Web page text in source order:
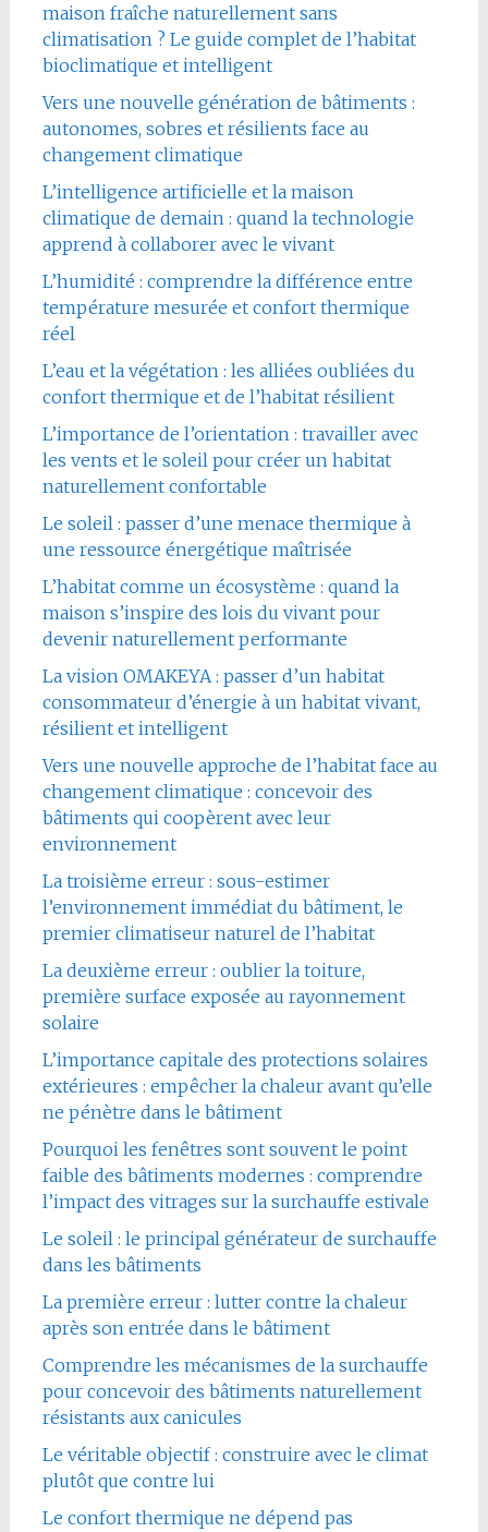
maison fraîche naturellement sans
climatisation ? Le guide complet de l’habitat
bioclimatique et intelligent
Vers une nouvelle génération de bâtiments :
autonomes, sobres et résilients face au
changement climatique
L’intelligence artificielle et la maison
climatique de demain : quand la technologie
apprend à collaborer avec le vivant
L’humidité : comprendre la différence entre
température mesurée et confort thermique
réel
L’eau et la végétation : les alliées oubliées du
confort thermique et de l’habitat résilient
L’importance de l’orientation : travailler avec
les vents et le soleil pour créer un habitat
naturellement confortable
Le soleil : passer d’une menace thermique à
une ressource énergétique maîtrisée
L’habitat comme un écosystème : quand la
maison s’inspire des lois du vivant pour
devenir naturellement performante
La vision OMAKEYA : passer d’un habitat
consommateur d’énergie à un habitat vivant,
résilient et intelligent
Vers une nouvelle approche de l’habitat face au
changement climatique : concevoir des
bâtiments qui coopèrent avec leur
environnement
La troisième erreur : sous-estimer
l’environnement immédiat du bâtiment, le
premier climatiseur naturel de l’habitat
La deuxième erreur : oublier la toiture,
première surface exposée au rayonnement
solaire
L’importance capitale des protections solaires
extérieures : empêcher la chaleur avant qu’elle
ne pénètre dans le bâtiment
Pourquoi les fenêtres sont souvent le point
faible des bâtiments modernes : comprendre
l’impact des vitrages sur la surchauffe estivale
Le soleil : le principal générateur de surchauffe
dans les bâtiments
La première erreur : lutter contre la chaleur
après son entrée dans le bâtiment
Comprendre les mécanismes de la surchauffe
pour concevoir des bâtiments naturellement
résistants aux canicules
Le véritable objectif : construire avec le climat
plutôt que contre lui
Le confort thermique ne dépend pas